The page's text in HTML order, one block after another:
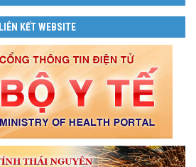
LIÊN KẾT WEBSITE